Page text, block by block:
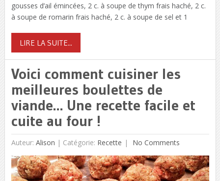
gousses d’ail émincées, 2 c. à soupe de thym frais haché, 2 c.
à soupe de romarin frais haché, 2 c. à soupe de sel et 1
LIRE LA SUITE...
Voici comment cuisiner les
meilleures boulettes de
viande… Une recette facile et
cuite au four !
Auteur: Alison | Catégorie: Recette No Comments